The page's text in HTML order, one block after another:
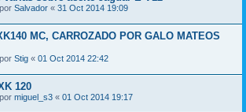
Salvador « 31 Oct 2014 19:09
MC, CARROZADO POR GALO MATEOS
Stig « 01 Oct 2014 22:42
120
miguel_s3 « 01 Oct 2014 19:17